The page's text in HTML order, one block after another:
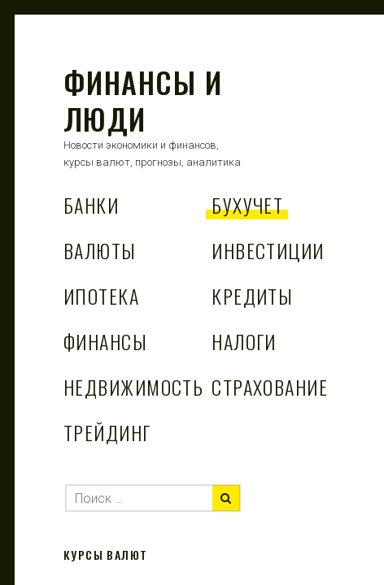
ФИНАНСЫ И
ЛЮДИ
Новости экономики и финансов,
курсы валют, прогнозы, аналитика
БАНКИ
БУХУЧЕТ
ВАЛЮТЫ
ИНВЕСТИЦИИ
ИПОТЕКА
КРЕДИТЫ
ФИНАНСЫ
НАЛОГИ
НЕДВИЖИМОСТЬ СТРАХОВАНИЕ
ТРЕЙДИНГ
КУРСЫ ВАЛЮТ